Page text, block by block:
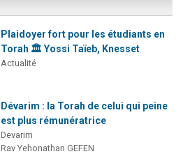
Plaidoyer fort pour les étudiants en
Torah 🏛️ Yossi Taïeb, Knesset
Actualité
Dévarim : la Torah de celui qui peine
est plus rémunératrice
Devarim
Rav Yehonathan GEFEN